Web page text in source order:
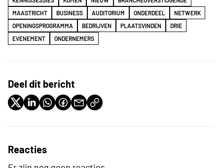
MAASTRICHT
BUSINESS AUDITORIUM ONDERDEEL
NETWERK
OPENINGSPROGRAMMA
BEDRIJVEN PLAATSVINDEN
DRIE
EVENEMENT
ONDERNEMERS
Deel dit bericht
Reacties